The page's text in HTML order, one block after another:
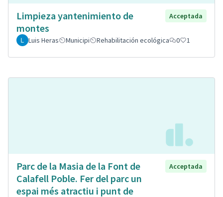
Limpieza yantenimiento de
montes
Acceptada
Luis Heras Municipi Rehabilitación ecológica 0 1
Parc de la Masia de la Font de
Calafell Poble. Fer del parc un
espai més atractiu i punt de
Acceptada